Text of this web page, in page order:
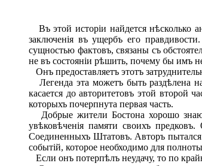
Въ этой исторіи найдется нѣсколько
заключенія въ ущербъ его
сущностью фактовъ, связаны съ
не въ состояніи рѣшить, почему бы имъ
Онъ предоставляетъ этотъ
Легенда эта можетъ быть раздѣлена
касается до авторитетовъ этой второй
которыхъ почерпнута первая часть.
Добрые жители Бостона хорошо
увѣковѣченія памяти своихъ
Соединенныхъ Штатовъ. Авторъ пытался
событій, которое необходимо для
Если онъ потерпѣлъ неудачу, то по